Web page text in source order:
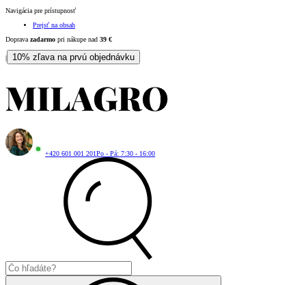
Navigácia pre prístupnosť
Prejsť na obsah
Doprava zadarmo pri nákupe nad 39 €
| 10% zľava na prvú objednávku
+420 601 001 201Po - Pá: 7:30 - 16:00